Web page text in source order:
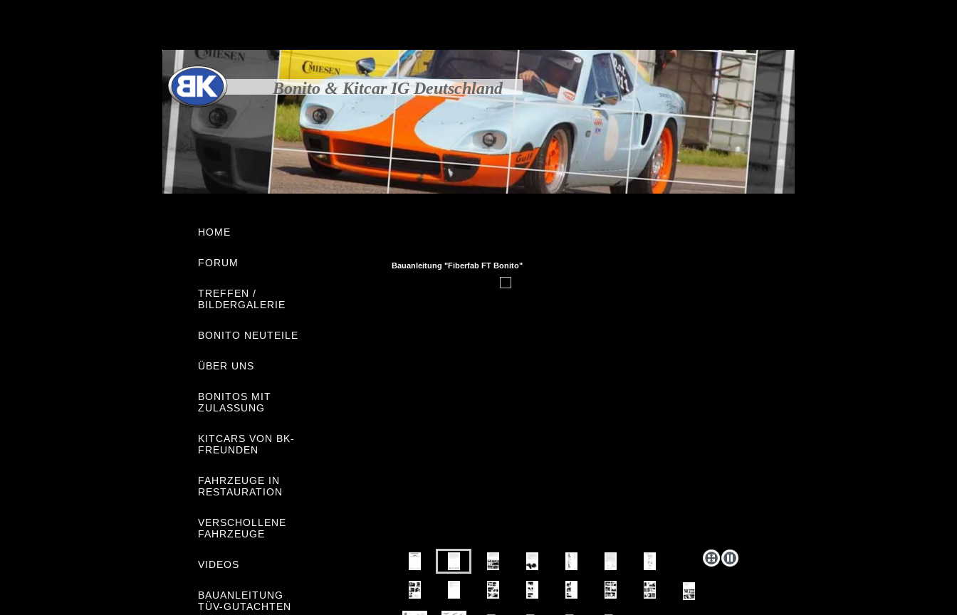
Bonito & Kitcar IG Deutschland
Bauanleitung "Fiberfab FT Bonito"
HOME
FORUM
TREFFEN /
BILDERGALERIE
BONITO NEUTEILE
ÜBER UNS
BONITOS MIT
ZULASSUNG
KITCARS VON BK-
FREUNDEN
FAHRZEUGE IN
RESTAURATION
VERSCHOLLENE
FAHRZEUGE
VIDEOS
BAUANLEITUNG
TÜV-GUTACHTEN